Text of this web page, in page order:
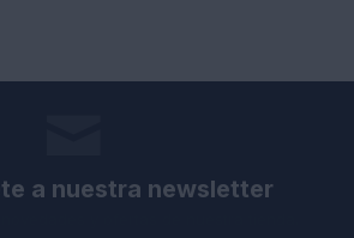
a nuestra newsletter